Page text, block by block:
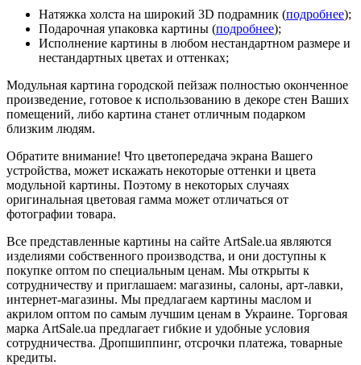
Натяжка холста на широкий 3D подрамник (подробнее);
Подарочная упаковка картины (подробнее);
Исполнение картины в любом нестандартном размере и
нестандартных цветах и оттенках;
Модульная картина городской пейзаж полностью оконченное
произведение, готовое к использованию в декоре стен Ваших
помещений, либо картина станет отличным подарком
близким людям.
Обратите внимание! Что цветопередача экрана Вашего
устройства, может искажать некоторые оттенки и цвета
модульной картины. Поэтому в некоторых случаях
оригинальная цветовая гамма может отличаться от
фотографии товара.
Все представленные картины на сайте ArtSale.ua являются
изделиями собственного производства, и они доступны к
покупке оптом по специальным ценам. Мы открыты к
сотрудничеству и приглашаем: магазины, салоны, арт-лавки,
интернет-магазины. Мы предлагаем картины маслом и
акрилом оптом по самым лучшим ценам в Украине. Торговая
марка ArtSale.ua предлагает гибкие и удобные условия
сотрудничества. Дропшиппинг, отсрочки платежа, товарные
кредиты.